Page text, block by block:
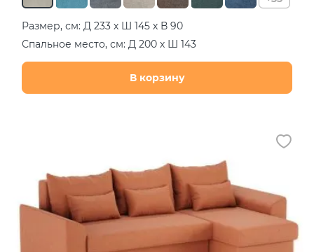
Размер, см: Д 233 х Ш 145 х В 90
Спальное место, см: Д 200 х Ш 143
В корзину